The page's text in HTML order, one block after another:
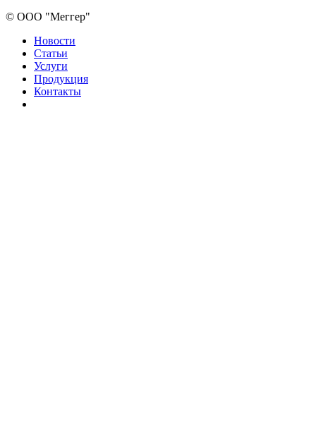
© ООО "Меггер"
Новости
Статьи
Услуги
Продукция
Контакты